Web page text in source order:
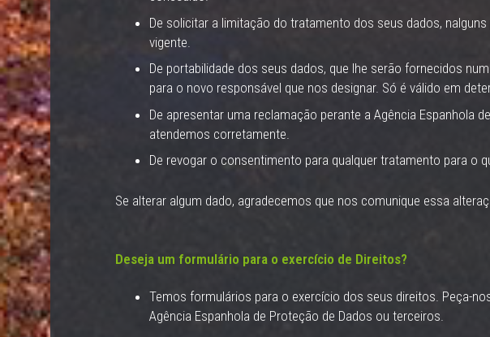
De solicitar a limitação do tratamento dos seus dados,
vigente.
De portabilidade dos seus dados, que lhe serão fornecidos
para o novo responsável que nos designar. Só é válido em
De apresentar uma reclamação perante a Agência Espanhola
atendemos corretamente.
De revogar o consentimento para qualquer tratamento para o
Se alterar algum dado, agradecemos que nos comunique essa
Deseja um formulário para o exercício de Direitos?
Temos formulários para o exercício dos seus direitos. Peça-
Agência Espanhola de Proteção de Dados ou terceiros.